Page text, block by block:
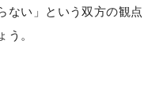
ない」という双方の観点
う。